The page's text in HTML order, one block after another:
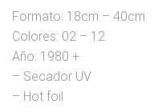
Formato: 18cm – 40cm
Colores: 02 – 12
Año: 1980 +
– Secador UV
– Hot foil